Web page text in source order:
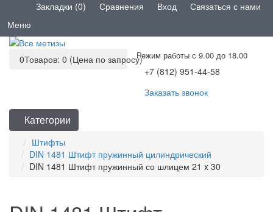
Закладки (0) Сравнения Вход
Связаться с нами
Меню
Режим работы с 9.00 до 18.00
+7 (812) 951-44-58
Заказать звонок
0Товаров: 0 (Цена по запросу)
Категории
Штифты
DIN 1481 Штифт пружинный цилиндрический
DIN 1481 Штифт пружинный со шлицем 21 x 30